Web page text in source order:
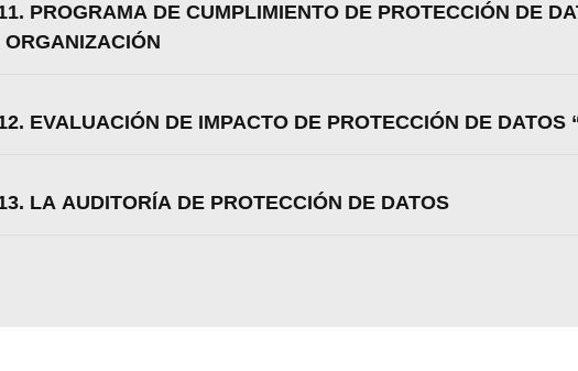
PROGRAMA DE CUMPLIMIENTO DE PROTECCIÓN DE
EVALUACIÓN DE IMPACTO DE PROTECCIÓN DE DATOS
LA AUDITORÍA DE PROTECCIÓN DE DATOS